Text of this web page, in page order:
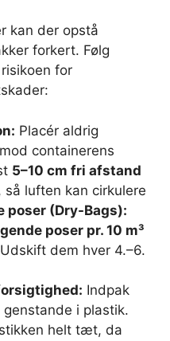
kan der opstå
forkert. Følg
for
Placér aldrig
containerens
5–10 cm fri afstand
luften kan cirkulere
poser (Dry-Bags):
poser pr. 10 m³
dem hver 4.–6.
Indpak
i plastik.
helt tæt, da